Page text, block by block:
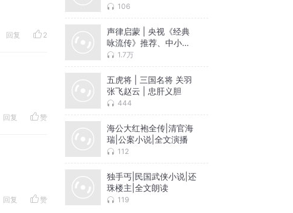
回复 2
回复 赞
回复 赞
106
声律启蒙 | 央视《经典
咏流传》推荐、中小学
重点阅读书目
1.7万
五虎将 | 三国名将 关羽
张飞赵云 | 忠肝义胆
444
海公大红袍全传|清官海
瑞|公案小说|全文演播
112
独手丐|民国武侠小说|还
珠楼主|全文朗读
119